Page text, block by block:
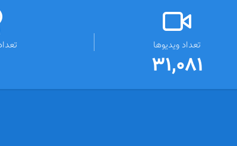
تعداد ویدیوها
31,081